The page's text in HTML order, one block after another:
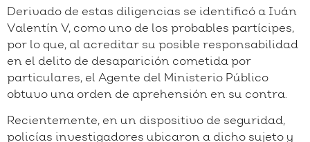
Derivado de estas diligencias se identificó a Iván
Valentín V, como uno de los probables partícipes,
por lo que, al acreditar su posible responsabilidad
en el delito de desaparición cometida por
particulares, el Agente del Ministerio Público
obtuvo una orden de aprehensión en su contra.
Recientemente, en un dispositivo de seguridad,
policías investigadores ubicaron a dicho sujeto y